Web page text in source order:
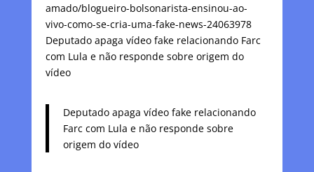
amado/blogueiro-bolsonarista-ensinou-ao-
vivo-como-se-cria-uma-fake-news-24063978
Deputado apaga vídeo fake relacionando Farc
com Lula e não responde sobre origem do
vídeo
Deputado apaga vídeo fake relacionando
Farc com Lula e não responde sobre
origem do vídeo